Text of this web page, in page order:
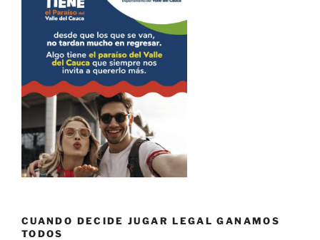
CUANDO DECIDE JUGAR LEGAL GANAMOS
TODOS